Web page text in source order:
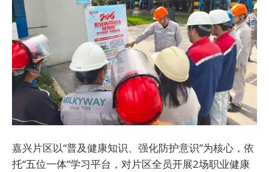
嘉兴片区以“普及健康知识、强化防护意识”为核心，依
托“五位一体”学习平台，对片区全员开展2场职业健康